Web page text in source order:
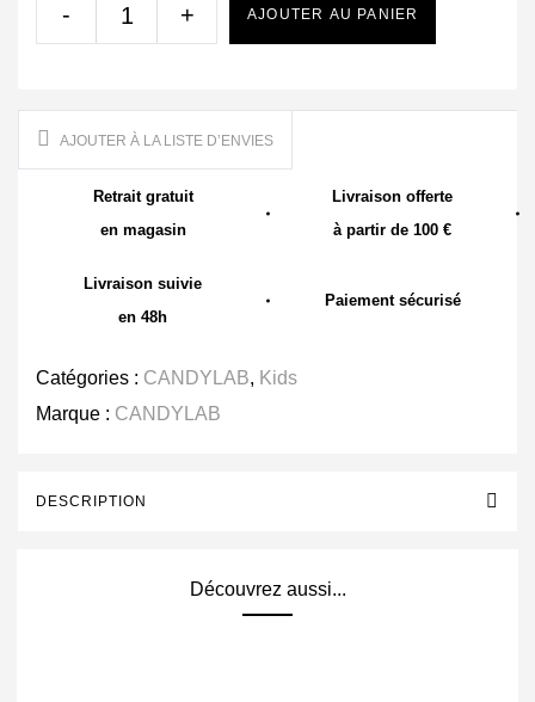
- + AJOUTER AU PANIER
AJOUTER À LA LISTE D’ENVIES
Retrait gratuit
en magasin
Livraison offerte
à partir de 100 €
Livraison suivie
en 48h
Paiement sécurisé
Catégories : CANDYLAB, Kids
Marque : CANDYLAB
DESCRIPTION
Découvrez aussi...